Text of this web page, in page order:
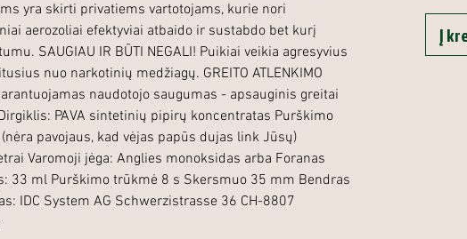
yra skirti privatiems vartotojams, kurie nori
aerozoliai efektyviai atbaido ir sustabdo bet kurį
SAUGIAU IR BŪTI NEGALI! Puikiai veikia agresyvius
nuo narkotinių medžiagų. GREITO ATLENKIMO
naudotojo saugumas - apsauginis greitai
PAVA sintetinių pipirų koncentratas Purškimo
pavojaus, kad vėjas papūs dujas link Jūsų)
Varomoji jėga: Anglies monoksidas arba Foranas
33 ml Purškimo trūkmė 8 s Skersmuo 35 mm Bendras
IDC System AG Schwerzistrasse 36 CH-8807
Į